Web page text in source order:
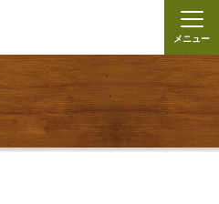
メニュー